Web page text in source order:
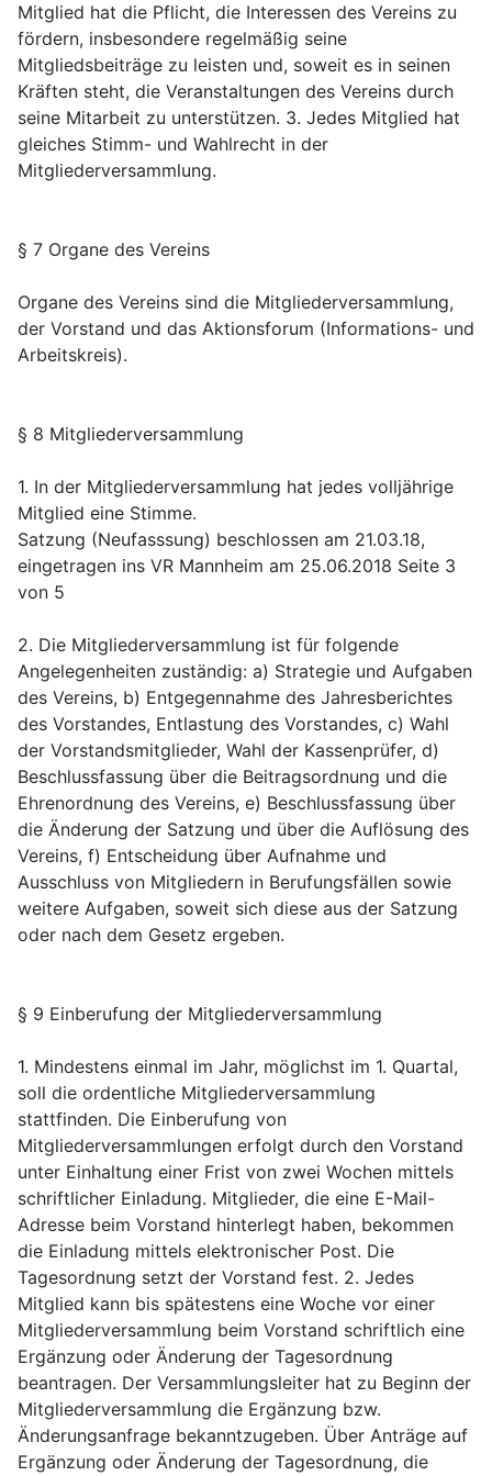
Mitglied hat die Pflicht, die Interessen des Vereins zu
fördern, insbesondere regelmäßig seine
Mitgliedsbeiträge zu leisten und, soweit es in seinen
Kräften steht, die Veranstaltungen des Vereins durch
seine Mitarbeit zu unterstützen. 3. Jedes Mitglied hat
gleiches Stimm- und Wahlrecht in der
Mitgliederversammlung.
§ 7 Organe des Vereins
Organe des Vereins sind die Mitgliederversammlung,
der Vorstand und das Aktionsforum (Informations- und
Arbeitskreis).
§ 8 Mitgliederversammlung
1. In der Mitgliederversammlung hat jedes volljährige
Mitglied eine Stimme.
Satzung (Neufasssung) beschlossen am 21.03.18,
eingetragen ins VR Mannheim am 25.06.2018 Seite 3
von 5
2. Die Mitgliederversammlung ist für folgende
Angelegenheiten zuständig: a) Strategie und Aufgaben
des Vereins, b) Entgegennahme des Jahresberichtes
des Vorstandes, Entlastung des Vorstandes, c) Wahl
der Vorstandsmitglieder, Wahl der Kassenprüfer, d)
Beschlussfassung über die Beitragsordnung und die
Ehrenordnung des Vereins, e) Beschlussfassung über
die Änderung der Satzung und über die Auflösung des
Vereins, f) Entscheidung über Aufnahme und
Ausschluss von Mitgliedern in Berufungsfällen sowie
weitere Aufgaben, soweit sich diese aus der Satzung
oder nach dem Gesetz ergeben.
§ 9 Einberufung der Mitgliederversammlung
1. Mindestens einmal im Jahr, möglichst im 1. Quartal,
soll die ordentliche Mitgliederversammlung
stattfinden. Die Einberufung von
Mitgliederversammlungen erfolgt durch den Vorstand
unter Einhaltung einer Frist von zwei Wochen mittels
schriftlicher Einladung. Mitglieder, die eine E-Mail-
Adresse beim Vorstand hinterlegt haben, bekommen
die Einladung mittels elektronischer Post. Die
Tagesordnung setzt der Vorstand fest. 2. Jedes
Mitglied kann bis spätestens eine Woche vor einer
Mitgliederversammlung beim Vorstand schriftlich eine
Ergänzung oder Änderung der Tagesordnung
beantragen. Der Versammlungsleiter hat zu Beginn der
Mitgliederversammlung die Ergänzung bzw.
Änderungsanfrage bekanntzugeben. Über Anträge auf
Ergänzung oder Änderung der Tagesordnung, die